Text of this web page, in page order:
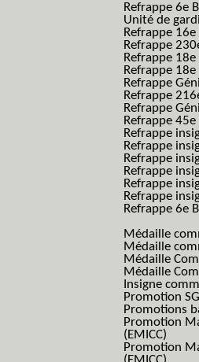
Refrappe 6e
Unité de
Refrappe
Refrappe
Refrappe
Refrappe
Refrappe
Refrappe
Refrappe
Refrappe
Refrappe
Refrappe
Refrappe
Refrappe
Refrappe
Refrappe
Refrappe 6e
Médaille
Médaille
Médaille
Médaille
Insigne
Promotion
Promotions
Promotion
(EMICC)
Promotion